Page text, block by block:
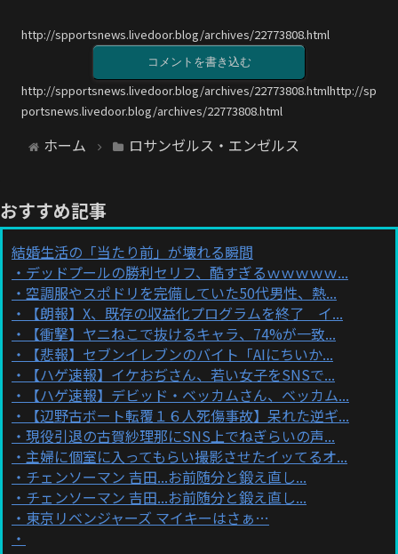
http://spportsnews.livedoor.blog/archives/22773808.html
コメントを書き込む
http://spportsnews.livedoor.blog/archives/22773808.htmlhttp://sp
portsnews.livedoor.blog/archives/22773808.html
ホーム ロサンゼルス・エンゼルス
おすすめ記事
結婚生活の「当たり前」が壊れる瞬間
デッドプールの勝利セリフ、酷すぎるｗｗｗｗｗ...
空調服やスポドリを完備していた50代男性、熱...
【朗報】X、既存の収益化プログラムを終了 イ...
【衝撃】ヤニねこで抜けるキャラ、74%が一致...
【悲報】セブンイレブンのバイト「AIにちいか...
【ハゲ速報】イケおぢさん、若い女子をSNSで...
【ハゲ速報】デビッド・ベッカムさん、ベッカム...
【辺野古ボート転覆１６人死傷事故】呆れた逆ギ...
現役引退の古賀紗理那にSNS上でねぎらいの声...
主婦に個室に入ってもらい撮影させたイッてるオ...
チェンソーマン 吉田...お前随分と鍛え直し...
チェンソーマン 吉田...お前随分と鍛え直し...
東京リベンジャーズ マイキーはさぁ…